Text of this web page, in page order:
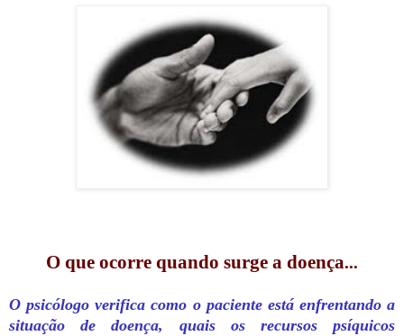
O que ocorre quando surge a doença...
O psicólogo verifica como o paciente está enfrentando a
situação de doença, quais os recursos psíquicos